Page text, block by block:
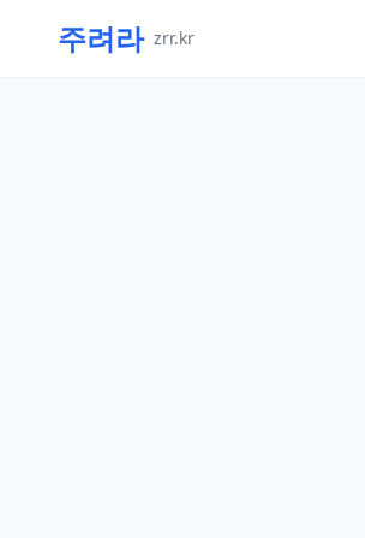
주려라 zrr.kr